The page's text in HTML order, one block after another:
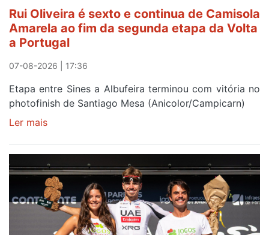
Beja
e
Elvas
Rui Oliveira é sexto e continua de Camisola
Amarela ao fim da segunda etapa da Volta
a Portugal
07-08-2026 | 17:36
Etapa entre Sines a Albufeira terminou com vitória no
photofinish de Santiago Mesa (Anicolor/Campicarn)
Ler mais
Oliveira
é
sexto
e
continua